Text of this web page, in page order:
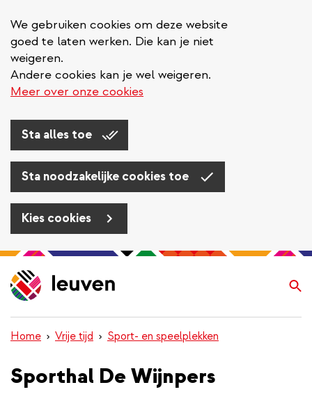
We gebruiken cookies om deze website
goed te laten werken. Die kan je niet
weigeren.
Andere cookies kan je wel weigeren.
Meer over onze cookies
Sta alles toe
Sta noodzakelijke cookies toe
Kies cookies
Overslaan
en
naar
inhoud
gaan
Home Vrije tijd Sport- en speelplekken
Sporthal De Wijnpers